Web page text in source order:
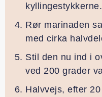
kyllingestykkerne.
Rør marinaden
med cirka
Stil den nu ind i
ved 200 grader
Halvvejs, efter